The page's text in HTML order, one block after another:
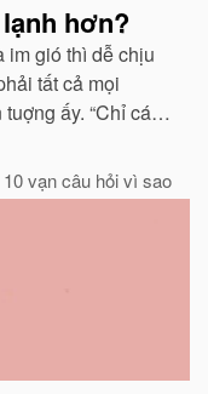
hơn?
im gió thì dễ chịu
tất cả mọi
ấy. “Chỉ các
10 vạn câu hỏi vì sao